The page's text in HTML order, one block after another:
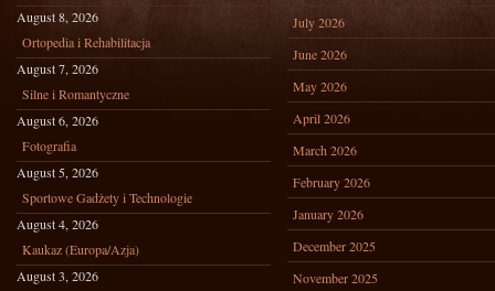
August 8, 2026
Ortopedia i Rehabilitacja
August 7, 2026
Silne i Romantyczne
August 6, 2026
Fotografia
August 5, 2026
Sportowe Gadżety i Technologie
August 4, 2026
Kaukaz (Europa/Azja)
August 3, 2026
July 2026
June 2026
May 2026
April 2026
March 2026
February 2026
January 2026
December 2025
November 2025